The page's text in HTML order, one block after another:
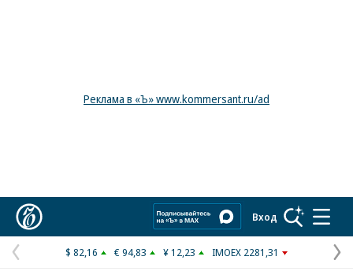
Реклама в «Ъ» www.kommersant.ru/ad
Вход
Предыдущая
$ 82,16 € 94,83 ¥ 12,23 IMOEX 2281,31